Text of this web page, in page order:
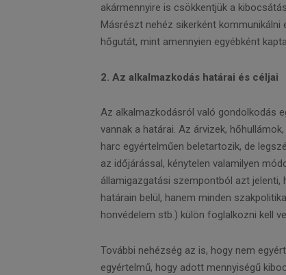
akármennyire is csökkentjük a
Másrészt nehéz sikerként
hőgutát, mint amennyien egyébként
2. Az alkalmazkodás határai és céljai
Az alkalmazkodásról való gondolkodás
vannak a határai. Az árvizek,
harc egyértelműen beletartozik, de
az időjárással, kénytelen valamilyen
államigazgatási szempontból azt
határain belül, hanem minden
honvédelem stb.) külön foglalkozni kell
További nehézség az is, hogy nem
egyértelmű, hogy adott mennyiségű